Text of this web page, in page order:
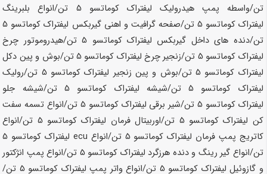
تن/واسطه پمپ هیدرولیک لیفتراک کوماتسو 5 تن
/انواع بلبرینگ
لیفتراک کوماتسو 5 تن /صفحه گرافیت و اهنی گیربکس لیفتراک کوماتسو 5
تن/دنده های داخل گیربکس لیفتراک کوماتسو
/هیدروموتور چرخ
لیفتراک کوماتسو 5 تن /زنجیر چرخ لیفتراک کوماتسو 5 تن
/بوش و پین دکل
لیفتراک کوماتسو 5 تن /بوش و پین زنجیر لیفتراک کوماتسو 5 تن
/رولیک
لیفتراک کوماتسو
/شیشه لیفتراک کوماتسو
/شیشه جلو
لیفتراک کوماتسو 5 تن /شیر برقی لیفتراک کوماتسو 5 تن
/انواع تسمه سفت
کن لیفتراک کوماتسو 5 تن /اوربیتال فرمان لیفتراک کوماتسو 5 تن
/انواع
کاتریج پمپ فرمان لیفتراک کوماتسو 5 تن /انواع ecu لیفتراک کوماتسو
5
تن/انواع گیر رینگ و دنده هرزگرد لیفتراک کوماتسو 5 تن
/انواع پمپ انژکتور
و گازوئیل لیفتراک کوماتسو 5 تن /انواع واتر پمپ لیفتراک کوماتسو 5 تن
/